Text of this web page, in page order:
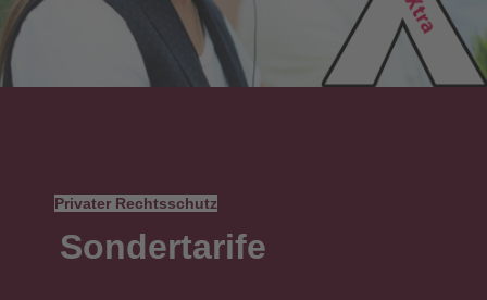
Privater Rechtsschutz
Sondertarife